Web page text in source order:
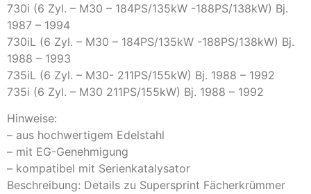
730i (6 Zyl. – M30 – 184PS/135kW -188PS/138kW) Bj.
1987 – 1994
730iL (6 Zyl. – M30 – 184PS/135kW -188PS/138kW) Bj.
1988 – 1993
735iL (6 Zyl. – M30- 211PS/155kW) Bj. 1988 – 1992
735i (6 Zyl. – M30 211PS/155kW) Bj. 1988 – 1992
Hinweise:
– aus hochwertigem Edelstahl
– mit EG-Genehmigung
– kompatibel mit Serienkatalysator
Beschreibung: Details zu Supersprint Fächerkrümmer